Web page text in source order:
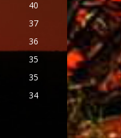
40
37
36
35
35
34